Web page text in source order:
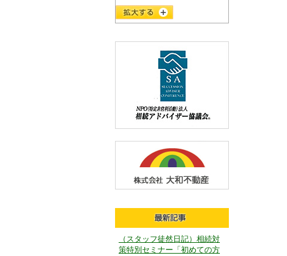
（スタッフ徒然日記）相続対
策特別セミナー「初めての方